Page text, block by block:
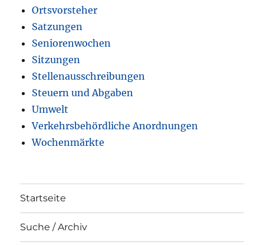
Ortsvorsteher
Satzungen
Seniorenwochen
Sitzungen
Stellenausschreibungen
Steuern und Abgaben
Umwelt
Verkehrsbehördliche Anordnungen
Wochenmärkte
Startseite
Suche / Archiv